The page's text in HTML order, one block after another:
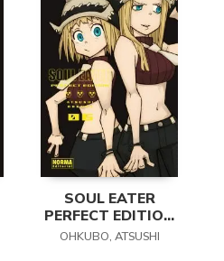
SOUL EATER
PERFECT EDITION
06
OHKUBO, ATSUSHI